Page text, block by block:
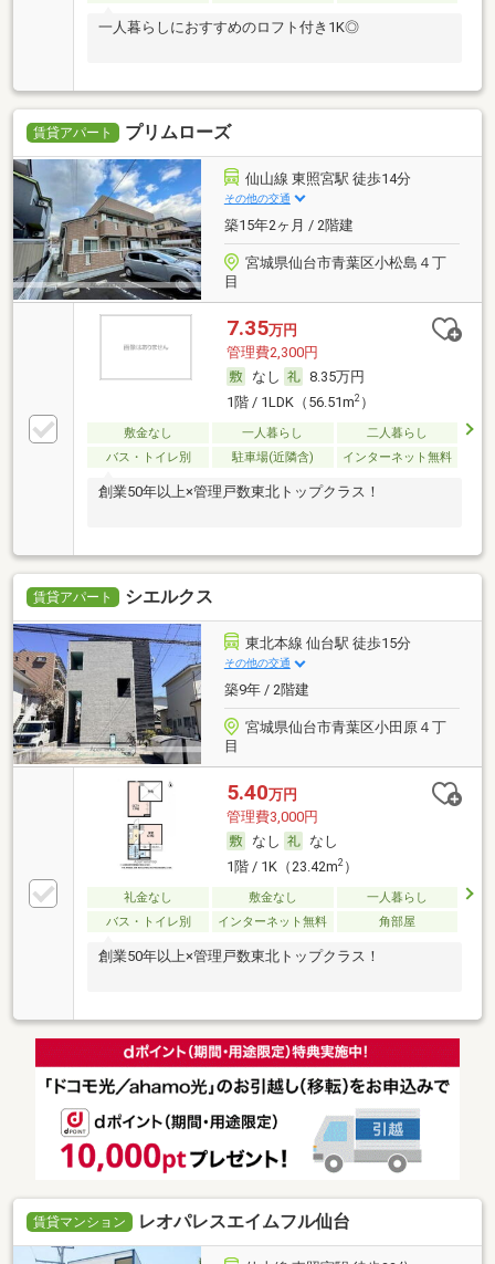
一人暮らしにおすすめのロフト付き1K◎
賃貸アパート プリムローズ
仙山線 東照宮駅 徒歩14分
その他の交通
築15年2ヶ月 / 2階建
宮城県仙台市青葉区小松島４丁
目
7.35万円
管理費2,300円
なし
8.35万円
1階 / 1LDK（56.51m2）
敷金なし 一人暮らし
二人暮らし
バス・トイレ別
駐車場(近隣含) インターネット無料
創業50年以上×管理戸数東北トップクラス！
賃貸アパート シエルクス
東北本線 仙台駅 徒歩15分
その他の交通
築9年 / 2階建
宮城県仙台市青葉区小田原４丁
目
5.40万円
管理費3,000円
なし
なし
1階 / 1K（23.42m2）
礼金なし 敷金なし
一人暮らし
バス・トイレ別
インターネット無料 角部屋
創業50年以上×管理戸数東北トップクラス！
賃貸マンション レオパレスエイムフル仙台